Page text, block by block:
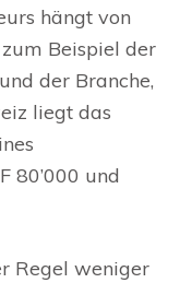
hängt von
Beispiel der
der Branche,
liegt das
80’000 und
Regel weniger